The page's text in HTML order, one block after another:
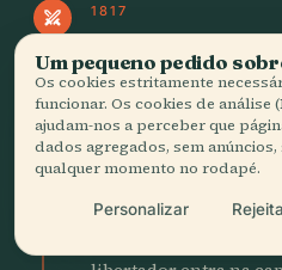
swords 1817
San Martín
Libertam a
Depois de cruzar os
uma das grandes
militar, José de San
derrotam os realistas
quilômetros ao norte
Um pequeno pedido
Os cookies estritamente
funcionar. Os cookies de análise
ajudam-nos a perceber que
dados agregados, sem
qualquer momento no rodapé.
Personalizar